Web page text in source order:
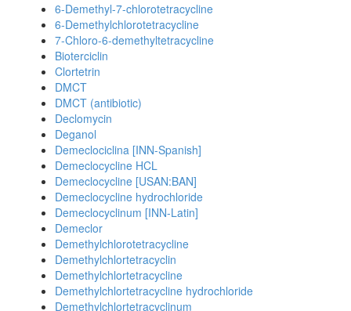
6-Demethyl-7-chlorotetracycline
6-Demethylchlorotetracycline
7-Chloro-6-demethyltetracycline
Bioterciclin
Clortetrin
DMCT
DMCT (antibiotic)
Declomycin
Deganol
Demeclociclina [INN-Spanish]
Demeclocycline HCL
Demeclocycline [USAN:BAN]
Demeclocycline hydrochloride
Demeclocyclinum [INN-Latin]
Demeclor
Demethylchlorotetracycline
Demethylchlortetracyclin
Demethylchlortetracycline
Demethylchlortetracycline hydrochloride
Demethylchlortetracyclinum